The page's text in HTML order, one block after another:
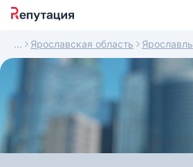
Ярославская область Ярославль